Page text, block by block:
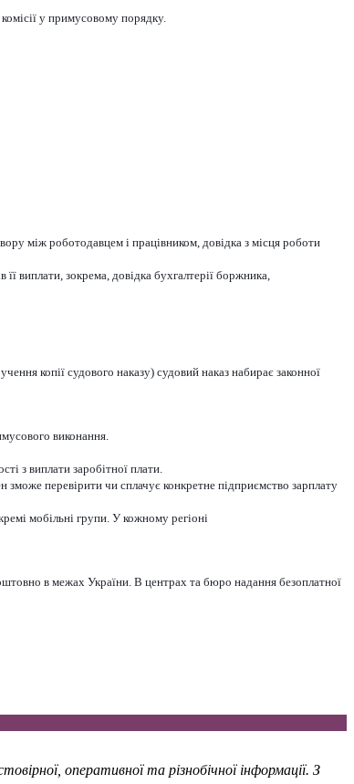
у примусовому порядку.
між роботодавцем і працівником, довідка з місця роботи
виплати, зокрема, довідка бухгалтерії боржника,
копії судового наказу) судовий наказ набирає законної
виконання.
з виплати заробітної плати.
зможе перевірити чи сплачує конкретне підприємство зарплату
мобільні групи. У кожному регіоні
в межах України. В центрах та бюро надання безоплатної
оперативної та різнобічної інформації. З